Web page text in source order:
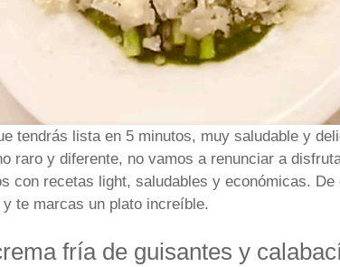
tendrás lista en 5 minutos, muy saludable y
raro y diferente, no vamos a renunciar a
con recetas light, saludables y económicas.
te marcas un plato increíble.
fría de guisantes y